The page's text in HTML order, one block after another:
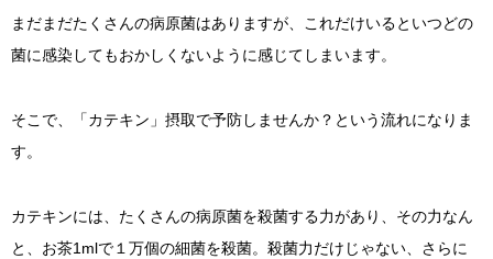
まだまだたくさんの病原菌はありますが、これだけいるといつどの
菌に感染してもおかしくないように感じてしまいます。
そこで、「カテキン」摂取で予防しませんか？という流れになりま
す。
カテキンには、たくさんの病原菌を殺菌する力があり、その力なん
と、お茶1mlで１万個の細菌を殺菌。殺菌力だけじゃない、さらに